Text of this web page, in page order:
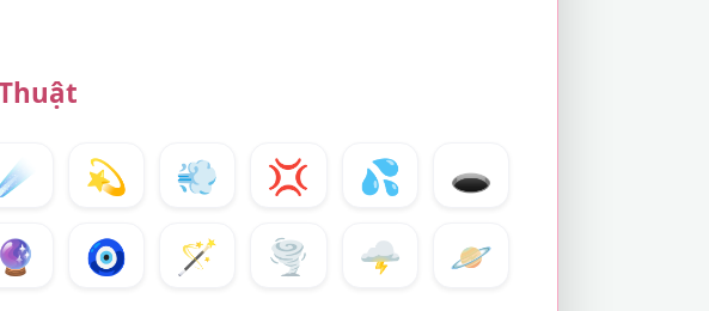
💫 💨 💢 💦
🕳️
🔮 🧿 🪄 🌪️ 🌩️
🪐